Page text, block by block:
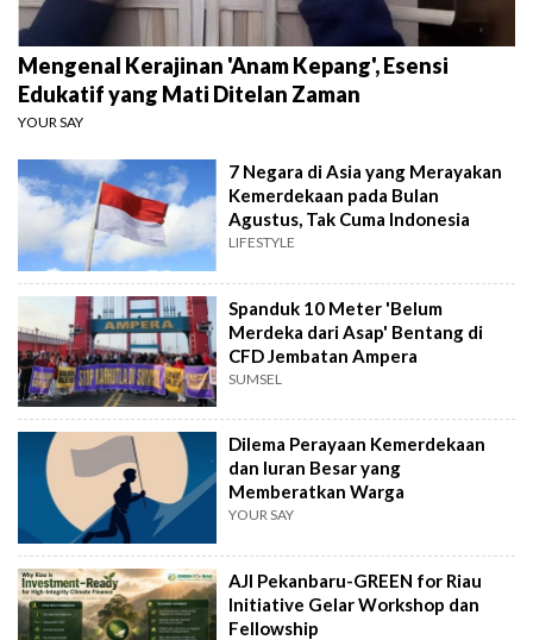
Mengenal Kerajinan 'Anam Kepang', Esensi
Edukatif yang Mati Ditelan Zaman
YOUR SAY
7 Negara di Asia yang Merayakan
Kemerdekaan pada Bulan
Agustus, Tak Cuma Indonesia
LIFESTYLE
Spanduk 10 Meter 'Belum
Merdeka dari Asap' Bentang di
CFD Jembatan Ampera
SUMSEL
Dilema Perayaan Kemerdekaan
dan Iuran Besar yang
Memberatkan Warga
YOUR SAY
AJI Pekanbaru-GREEN for Riau
Initiative Gelar Workshop dan
Fellowship